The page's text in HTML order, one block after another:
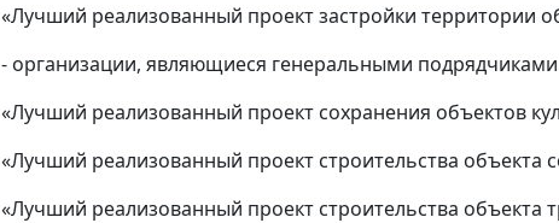
«Лучший реализованный проект застройки территории
- организации, являющиеся генеральными
«Лучший реализованный проект сохранения объектов
«Лучший реализованный проект строительства объекта
«Лучший реализованный проект строительства объекта